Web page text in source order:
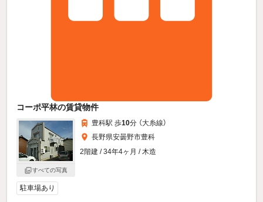
コーポ平林の賃貸物件
すべての写真
豊科駅 歩10分 （大糸線）
長野県安曇野市豊科
2階建 / 34年4ヶ月 / 木造
駐車場あり